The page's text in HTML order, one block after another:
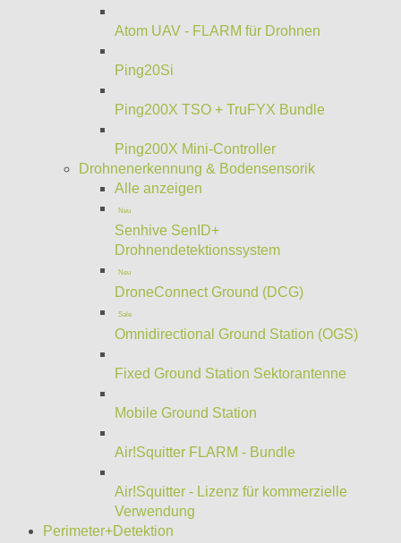
Atom UAV - FLARM für Drohnen
Ping20Si
Ping200X TSO + TruFYX Bundle
Ping200X Mini-Controller
Drohnenerkennung & Bodensensorik
Alle anzeigen
Neu
Senhive SenID+
Drohnendetektionssystem
Neu
DroneConnect Ground (DCG)
Sale
Omnidirectional Ground Station (OGS)
Fixed Ground Station Sektorantenne
Mobile Ground Station
Air!Squitter FLARM - Bundle
Air!Squitter - Lizenz für kommerzielle
Verwendung
Perimeter+Detektion